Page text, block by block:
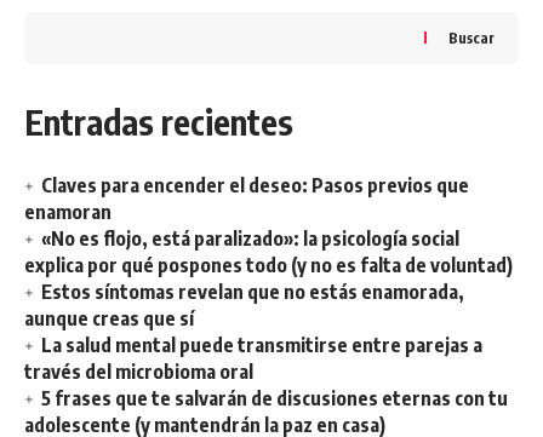
Buscar
Entradas recientes
Claves para encender el deseo: Pasos previos que
enamoran
«No es flojo, está paralizado»: la psicología social
explica por qué pospones todo (y no es falta de voluntad)
Estos síntomas revelan que no estás enamorada,
aunque creas que sí
La salud mental puede transmitirse entre parejas a
través del microbioma oral
5 frases que te salvarán de discusiones eternas con tu
adolescente (y mantendrán la paz en casa)